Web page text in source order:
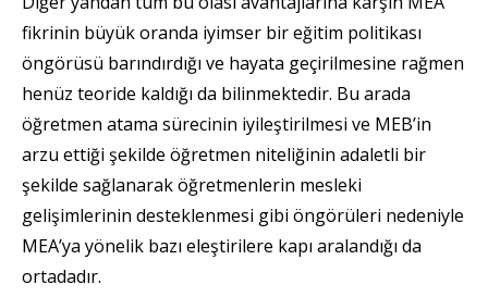
fikrinin büyük oranda iyimser bir eğitim politikası
öngörüsü barındırdığı ve hayata geçirilmesine rağmen
henüz teoride kaldığı da bilinmektedir. Bu arada
öğretmen atama sürecinin iyileştirilmesi ve MEB’in
arzu ettiği şekilde öğretmen niteliğinin adaletli bir
şekilde sağlanarak öğretmenlerin mesleki
gelişimlerinin desteklenmesi gibi öngörüleri nedeniyle
MEA’ya yönelik bazı eleştirilere kapı aralandığı da
ortadadır.